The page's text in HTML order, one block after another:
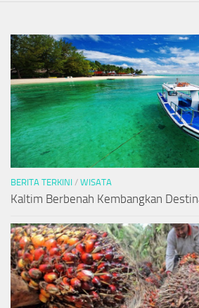
BERITA TERKINI / WISATA
Kaltim Berbenah Kembangkan